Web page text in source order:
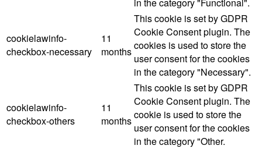
cookielawinfo-
checkbox-necessary
11
months
This cookie is set by GDPR
Cookie Consent plugin. The
cookies is used to store the
user consent for the cookies
in the category "Necessary".
cookielawinfo-
checkbox-others
11
months
This cookie is set by GDPR
Cookie Consent plugin. The
cookie is used to store the
user consent for the cookies
in the category "Other.